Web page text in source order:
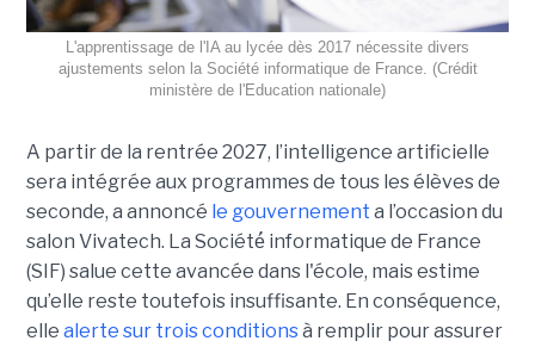
L'apprentissage de l'IA au lycée dès 2017 nécessite divers
ajustements selon la Société informatique de France. (Crédit
ministère de l'Education nationale)
A partir de la rentrée 2027, l’intelligence artificielle
sera intégrée aux programmes de tous les élèves de
seconde, a annoncé le gouvernement a l’occasion du
salon Vivatech. La Société́ informatique de France
(SIF) salue cette avancée dans l'école, mais estime
qu’elle reste toutefois insuffisante. En conséquence,
elle alerte sur trois conditionsà remplir pour assurer